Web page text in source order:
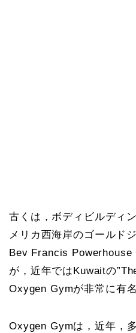
古くは，ボディビルディ
メリカ西海岸のゴールド
Bev Francis Powerhouse
が，近年ではKuwaitの
Oxygen Gymが非常に有名
Oxygen Gymは，近年，